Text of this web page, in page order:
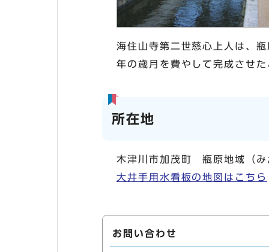
海住山寺第二世慈心上人は、
年の歳月を費やして完成させ
所在地
木津川市加茂町 瓶原地域（み
大井手用水看板の地図はこちら
お問い合わせ